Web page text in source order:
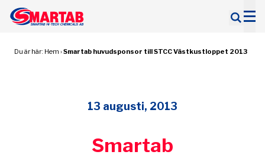
Sök
Du är här: Hem ›Smartab huvudsponsor till STCC Västkustloppet 2013
13 augusti, 2013
Smartab